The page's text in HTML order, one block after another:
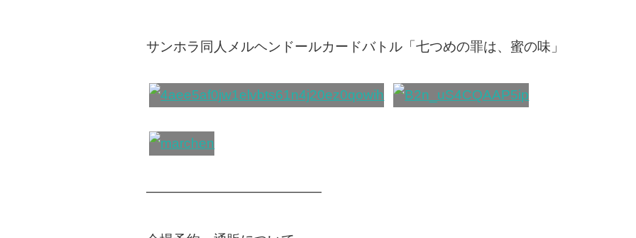
サンホラ同人メルヘンドールカードバトル「七つめの罪は、蜜の味」
—————————————